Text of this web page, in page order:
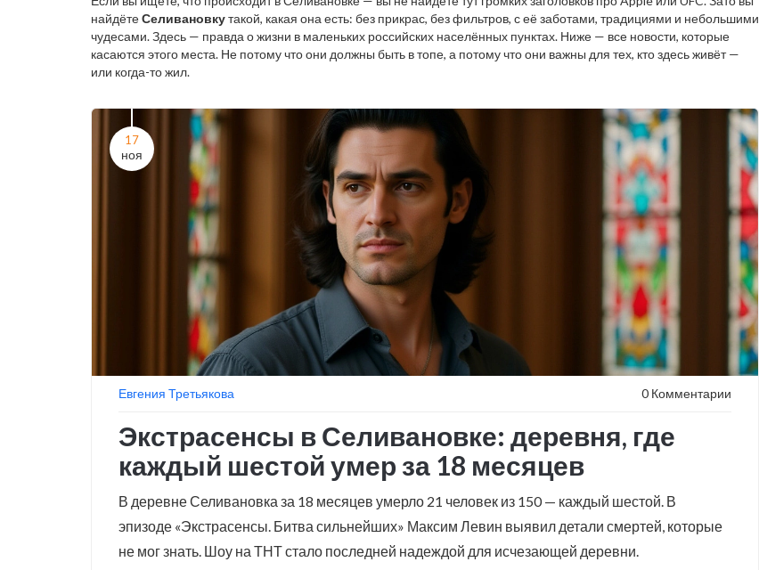
найдётеСеливановкутакой, какая она есть: без прикрас, без фильтров, с её заботами, традициями и небольшими
чудесами. Здесь — правда о жизни в маленьких российских населённых пунктах. Ниже — все новости, которые
касаются этого места. Не потому что они должны быть в топе, а потому что они важны для тех, кто здесь живёт —
или когда-то жил.
17
ноя
Евгения Третьякова 0 Комментарии
Экстрасенсы в Селивановке: деревня, где
каждый шестой умер за 18 месяцев
В деревне Селивановка за 18 месяцев умерло 21 человек из 150 — каждый шестой. В
эпизоде «Экстрасенсы. Битва сильнейших» Максим Левин выявил детали смертей, которые
не мог знать. Шоу на ТНТ стало последней надеждой для исчезающей деревни.